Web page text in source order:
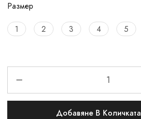
Размер
1 2 3 4 5
Добавяне В Количката